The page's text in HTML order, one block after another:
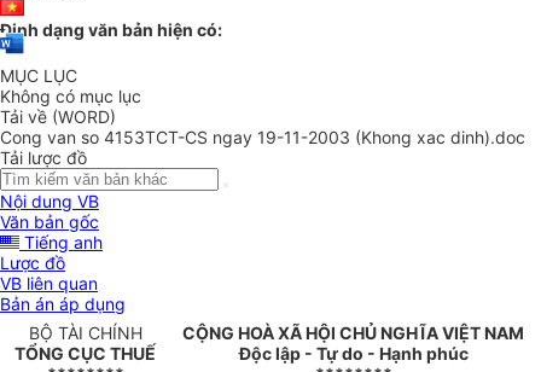
Định dạng văn bản hiện có:
MỤC LỤC
Không có mục lục
Tải về (WORD)
Cong van so 4153TCT-CS ngay 19-11-2003 (Khong xac dinh).doc
Tải lược đồ
Nội dung VB
Văn bản gốc
Tiếng anh
Lược đồ
VB liên quan
Bản án áp dụng
BỘ TÀI CHÍNH
TỔNG CỤC THUẾ
CỘNG HOÀ XÃ HỘI CHỦ NGHĨA VIỆT NAM
Độc lập - Tự do - Hạnh phúc